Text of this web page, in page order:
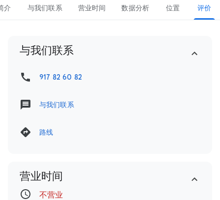
介 与我们联系 营业时间 数据分析 位置 评价
与我们联系
917 82 60 82
与我们联系
路线
营业时间
不营业